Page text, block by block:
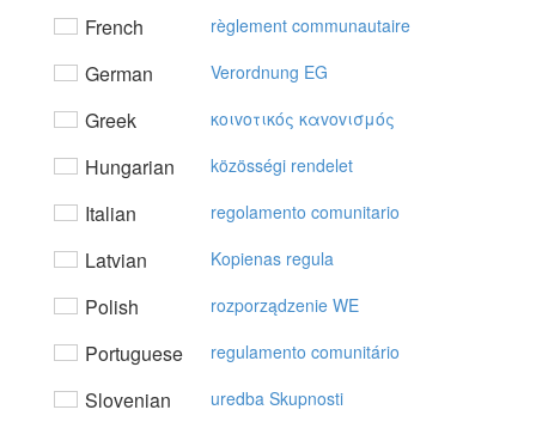
French règlement communautaire
German Verordnung EG
Greek κoιvoτικός καvovισμός
Hungarian közösségi rendelet
Italian regolamento comunitario
Latvian Kopienas regula
Polish rozporządzenie WE
Portuguese regulamento comunitário
Slovenian uredba Skupnosti